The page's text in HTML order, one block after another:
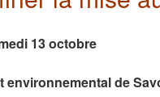
13 octobre
environnemental de